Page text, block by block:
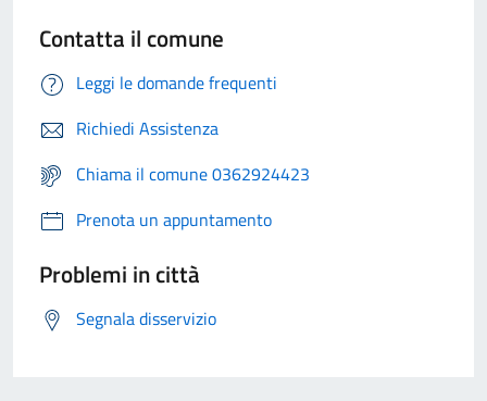
Contatta il comune
Leggi le domande frequenti
Richiedi Assistenza
Chiama il comune 0362924423
Prenota un appuntamento
Problemi in città
Segnala disservizio